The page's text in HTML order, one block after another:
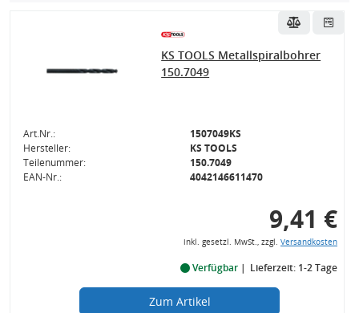
KS TOOLS Metallspiralbohrer
150.7049
Art.Nr.:
1507049KS
Hersteller:
KS TOOLS
Teilenummer:
150.7049
EAN-Nr.:
4042146611470
9,41 €
inkl. gesetzl. MwSt., zzgl. Versandkosten
Verfügbar Lieferzeit: 1-2 Tage
Zum Artikel